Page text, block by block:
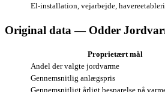
El‑installation, vejarbejde,
Original data — Odder
Proprietært mål
Andel der valgte jordvarme
Gennemsnitlig anlægspris
Gennemsnitligt årligt besparelse på